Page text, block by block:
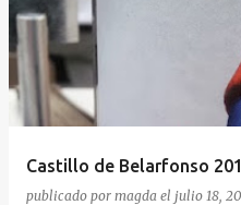
Castillo de Belarfonso
publicado por magda el julio 18,